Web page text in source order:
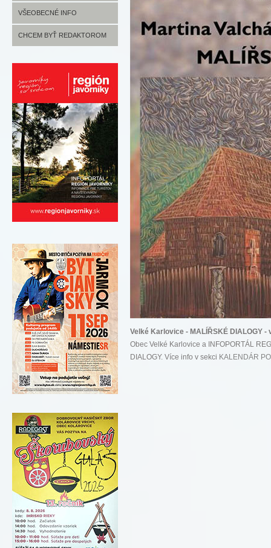
VŠEOBECNÉ INFO
CHCEM BYŤ REDAKTOROM
Velké Karlovice - MALÍŘSKÉ DIALOGY -
Obec Velké Karlovice a INFOPORTÁL
DIALOGY. Více info v sekci KALENDÁR